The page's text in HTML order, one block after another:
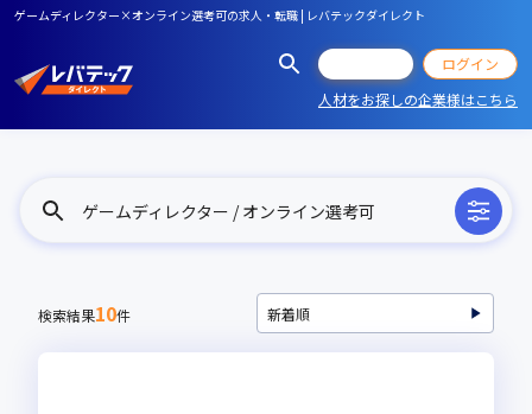
ゲームディレクター×オンライン選考可の求人・転職 | レバテックダイレクト
ログイン
人材をお探しの企業様はこちら
ゲームディレクター / オンライン選考可
検索結果10件